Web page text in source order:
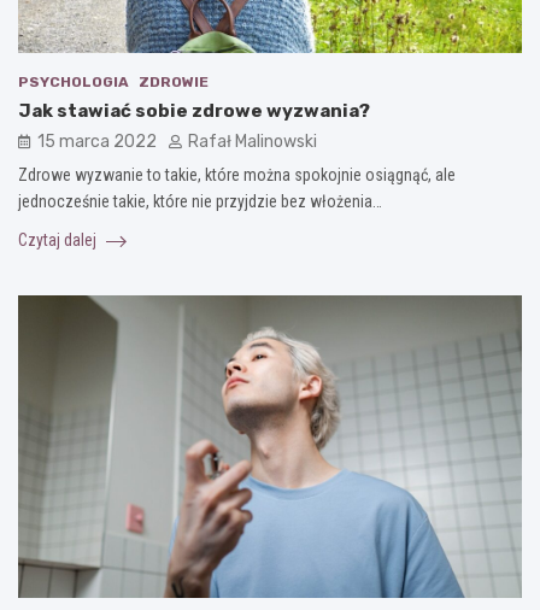
PSYCHOLOGIA ZDROWIE
Jak stawiać sobie zdrowe wyzwania?
15 marca 2022 Rafał Malinowski
Zdrowe wyzwanie to takie, które można spokojnie osiągnąć, ale
jednocześnie takie, które nie przyjdzie bez włożenia…
Czytaj dalej